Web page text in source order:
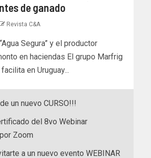
de ganado
Revista C&A
Segura” y el productor
en haciendas El grupo Marfrig
en Uruguay...
un nuevo CURSO!!!
del 8vo Webinar
Zoom
a un nuevo evento WEBINAR